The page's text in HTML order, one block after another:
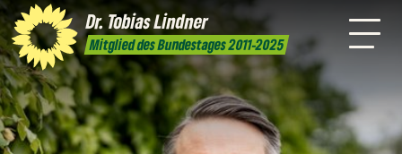
Dr. TobiasLindner
Mitglied des Bundestages 2011-2025
Leichte
Sprache
Presse Kontakt
Amt